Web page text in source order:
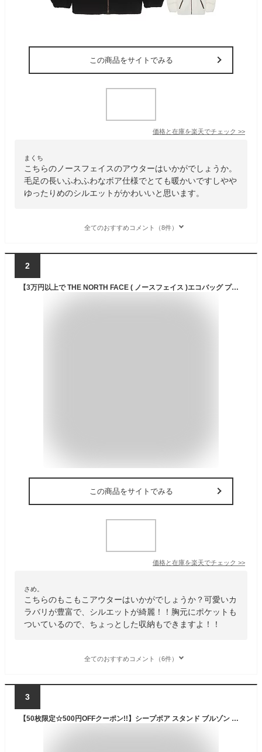
この商品をサイトでみる
価格と在庫を楽天でチェック >>
まくち
こちらのノースフェイスのアウターはいかがでしょうか。
毛足の長いふわふわなボア仕様でとても暖かいですしやや
ゆったりめのシルエットがかわいいと思います。
全てのおすすめコメント（8件）
2
【3万円以上で THE NORTH FACE ( ノースフェイス )エコバッグ プレゼント！】 秋冬 シープボア フード パーカー ジャケット ブルゾン BlingLeads アウター 伸縮 メンズ ボアパーカー アウター カジュアル メンズ サーフ系 M,L,XL 秋冬 秋物 冬物 レディース
この商品をサイトでみる
価格と在庫を楽天でチェック >>
さめ。
こちらのもこもこアウターはいかがでしょうか？可愛いカ
ラバリが豊富で、シルエットが綺麗！！胸元にポケットも
ついているので、ちょっとした収納もできますよ！！
全てのおすすめコメント（6件）
3
【50枚限定☆500円OFFクーポン!!】シープボア スタンド ブルゾン ジャケット BlingLeads 【3万円以上で THE NORTH FACE ノースフェイス エコバッグ プレゼント！】アウター 伸縮 メンズ ボア アウター カジュアル メンズ サーフ系 M,L,XL 冬 冬物 冬服 レディース